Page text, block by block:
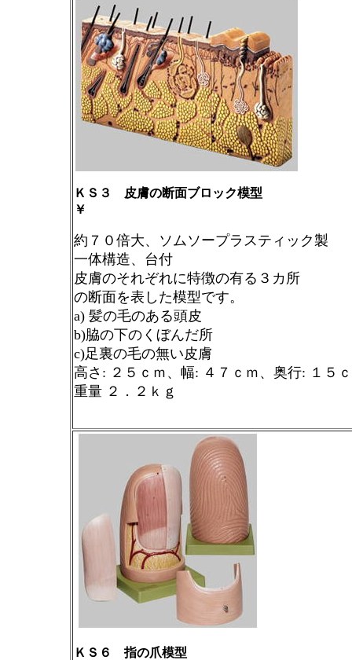
ＫＳ３ 皮膚の断面ブロック模型
￥
約７０倍大、ソムソープラスティック製
一体構造、台付
皮膚のそれぞれに特徴の有る３カ所
の断面を表した模型です。
a) 髪の毛のある頭皮
b)脇の下のくぼんだ所
c)足裏の毛の無い皮膚
高さ : ２５ｃｍ、幅: ４７ｃｍ、奥行: １５
重量 ２．２ｋｇ
ＫＳ６ 指の爪模型